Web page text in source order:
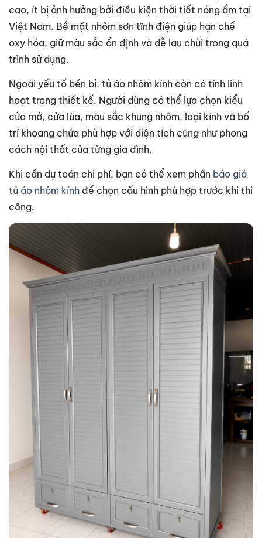
cao, ít bị ảnh hưởng bởi điều kiện thời tiết nóng ẩm tại
Việt Nam. Bề mặt nhôm sơn tĩnh điện giúp hạn chế
oxy hóa, giữ màu sắc ổn định và dễ lau chùi trong quá
trình sử dụng.
Ngoài yếu tố bền bỉ, tủ áo nhôm kính còn có tính linh
hoạt trong thiết kế. Người dùng có thể lựa chọn kiểu
cửa mở, cửa lùa, màu sắc khung nhôm, loại kính và bố
trí khoang chứa phù hợp với diện tích cũng như phong
cách nội thất của từng gia đình.
Khi cần dự toán chi phí, bạn có thể xem phần báo giá
tủ áo nhôm kính để chọn cấu hình phù hợp trước khi thi
công.